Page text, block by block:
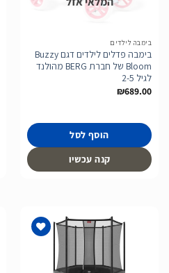
לרשימת
בימבה לילדים
בימבה פדלים לילדים דגם Buzzy
Bloom של חברת BERG מהולנד
לגיל 2-5
₪689.00
הוסף לסל
קנה עכשיו